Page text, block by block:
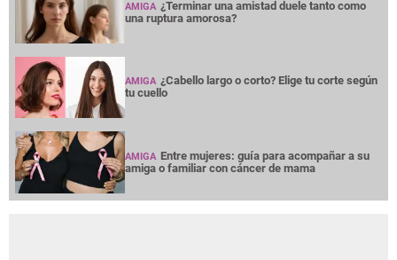
AMIGA ¿Terminar una amistad duele tanto como
una ruptura amorosa?
AMIGA ¿Cabello largo o corto? Elige tu corte según
tu cuello
AMIGA Entre mujeres: guía para acompañar a su
amiga o familiar con cáncer de mama